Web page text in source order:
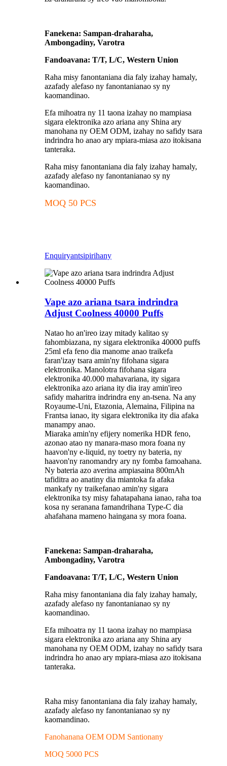
Fanekena: Sampan-draharaha,
Ambongadiny, Varotra
Fandoavana: T/T, L/C, Western Union
Raha misy fanontaniana dia faly izahay hamaly,
azafady alefaso ny fanontanianao sy ny
kaomandinao.
Efa mihoatra ny 11 taona izahay no mampiasa
sigara elektronika azo ariana any Shina ary
manohana ny OEM ODM, izahay no safidy tsara
indrindra ho anao ary mpiara-miasa azo itokisana
tanteraka.
Raha misy fanontaniana dia faly izahay hamaly,
azafady alefaso ny fanontanianao sy ny
kaomandinao.
MOQ 50 PCS
Enquiryantsipirihany
Vape azo ariana tsara indrindra
Adjust Coolness 40000 Puffs
Natao ho an'ireo izay mitady kalitao sy
fahombiazana, ny sigara elektronika 40000 puffs
25ml efa feno dia manome anao traikefa
faran'izay tsara amin'ny fifohana sigara
elektronika. Manolotra fifohana sigara
elektronika 40.000 mahavariana, ity sigara
elektronika azo ariana ity dia iray amin'ireo
safidy maharitra indrindra eny an-tsena. Na any
Royaume-Uni, Etazonia, Alemaina, Filipina na
Frantsa ianao, ity sigara elektronika ity dia afaka
manampy anao.
Miaraka amin'ny efijery nomerika HDR feno,
azonao atao ny manara-maso mora foana ny
haavon'ny e-liquid, ny toetry ny bateria, ny
haavon'ny ranomandry ary ny fomba famoahana.
Ny bateria azo averina ampiasaina 800mAh
tafiditra ao anatiny dia miantoka fa afaka
mankafy ny traikefanao amin'ny sigara
elektronika tsy misy fahatapahana ianao, raha toa
kosa ny seranana famandrihana Type-C dia
ahafahana mameno haingana sy mora foana.
Fanekena: Sampan-draharaha,
Ambongadiny, Varotra
Fandoavana: T/T, L/C, Western Union
Raha misy fanontaniana dia faly izahay hamaly,
azafady alefaso ny fanontanianao sy ny
kaomandinao.
Efa mihoatra ny 11 taona izahay no mampiasa
sigara elektronika azo ariana any Shina ary
manohana ny OEM ODM, izahay no safidy tsara
indrindra ho anao ary mpiara-miasa azo itokisana
tanteraka.
Raha misy fanontaniana dia faly izahay hamaly,
azafady alefaso ny fanontanianao sy ny
kaomandinao.
Fanohanana OEM ODM Santionany
MOQ 5000 PCS